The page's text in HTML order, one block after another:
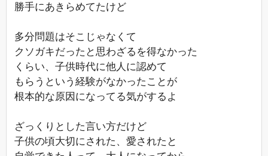
勝手にあきらめてたけど
多分問題はそこじゃなくて
クソガキだったと思わざるを得なかった
くらい、子供時代に他人に認めて
もらうという経験がなかったことが
根本的な原因になってる気がするよ
ざっくりとした言い方だけど
子供の頃大切にされた、愛されたと